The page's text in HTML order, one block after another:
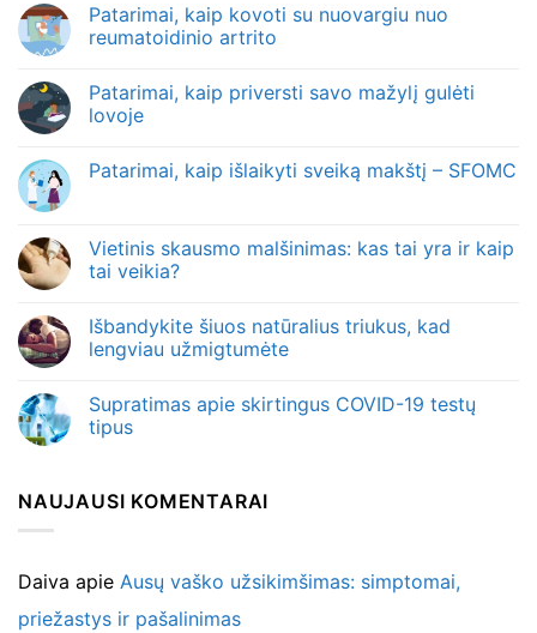
Patarimai, kaip kovoti su nuovargiu nuo
reumatoidinio artrito
Patarimai, kaip priversti savo mažylį gulėti
lovoje
Patarimai, kaip išlaikyti sveiką makštį – SFOMC
Vietinis skausmo malšinimas: kas tai yra ir kaip
tai veikia?
Išbandykite šiuos natūralius triukus, kad
lengviau užmigtumėte
Supratimas apie skirtingus COVID-19 testų
tipus
NAUJAUSI KOMENTARAI
Daiva apie Ausų vaško užsikimšimas: simptomai,
priežastys ir pašalinimas